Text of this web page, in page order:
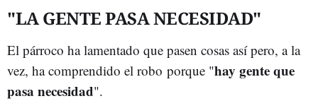
"LA GENTE PASA NECESIDAD"
El párroco ha lamentado que pasen cosas así pero, a la
vez, ha comprendido el robo porque "hay gente que
pasa necesidad".